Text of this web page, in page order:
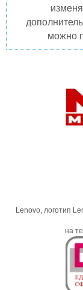
можно
Lenovo, логотип
на